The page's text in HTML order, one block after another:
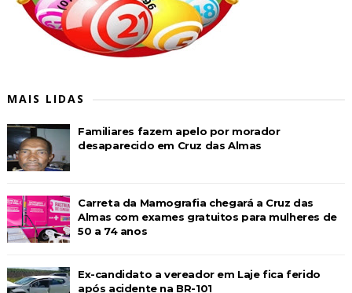
MAIS LIDAS
Familiares fazem apelo por morador
desaparecido em Cruz das Almas
Carreta da Mamografia chegará a Cruz das
Almas com exames gratuitos para mulheres de
50 a 74 anos
Ex-candidato a vereador em Laje fica ferido
após acidente na BR-101